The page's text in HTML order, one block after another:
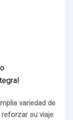
variedad de
su viaje